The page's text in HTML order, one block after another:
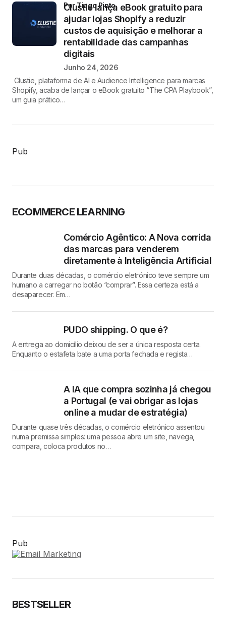
Clustie lança eBook gratuito para
ajudar lojas Shopify a reduzir
custos de aquisição e melhorar a
rentabilidade das campanhas
digitais
por Tiago Pinto
Junho 24, 2026
Clustie, plataforma de AI e Audience Intelligence para marcas
Shopify, acaba de lançar o eBook gratuito “The CPA Playbook”,
um guia prático…
Pub
ECOMMERCE LEARNING
Comércio Agêntico: A Nova corrida
das marcas para venderem
diretamente à Inteligência Artificial
Durante duas décadas, o comércio eletrónico teve sempre um
humano a carregar no botão “comprar”. Essa certeza está a
desaparecer. Em…
PUDO shipping. O que é?
A entrega ao domicílio deixou de ser a única resposta certa.
Enquanto o estafeta bate a uma porta fechada e regista…
A IA que compra sozinha já chegou
a Portugal (e vai obrigar as lojas
online a mudar de estratégia)
Durante quase três décadas, o comércio eletrónico assentou
numa premissa simples: uma pessoa abre um site, navega,
compara, coloca produtos no…
Pub
BESTSELLER